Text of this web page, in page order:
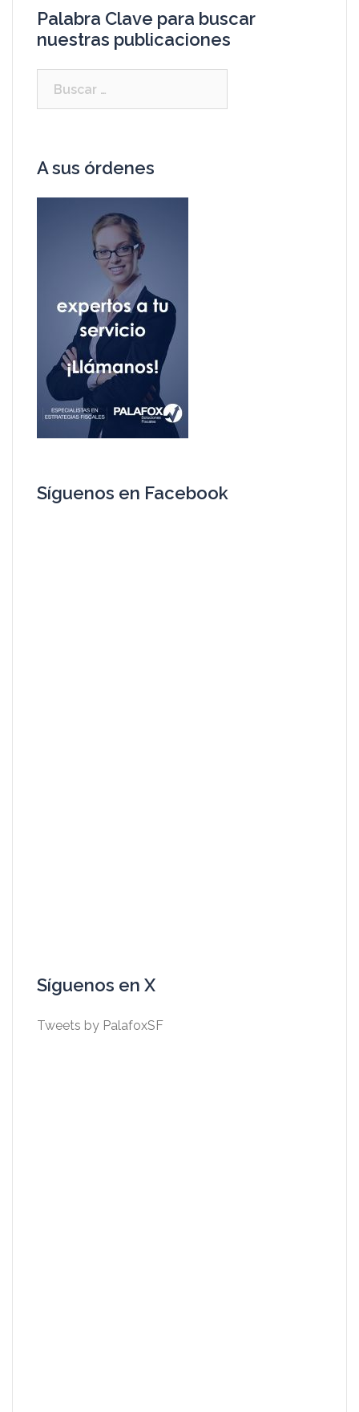
Palabra Clave para buscar
nuestras publicaciones
A sus órdenes
Síguenos en Facebook
Síguenos en X
Tweets by PalafoxSF